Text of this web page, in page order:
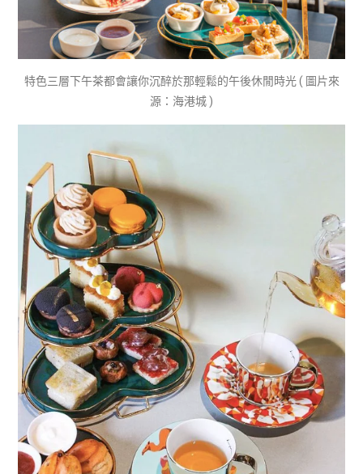
特色三層下午茶都會讓你沉醉於那輕鬆的午後休閒時光 ( 圖片來
源：海港城 )